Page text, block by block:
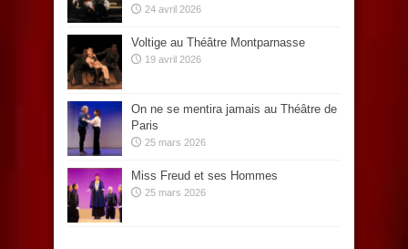
24 avril 2026
Voltige au Théâtre Montparnasse
19 avril 2026
On ne se mentira jamais au Théâtre de
Paris
25 mars 2026
Miss Freud et ses Hommes
25 mars 2026